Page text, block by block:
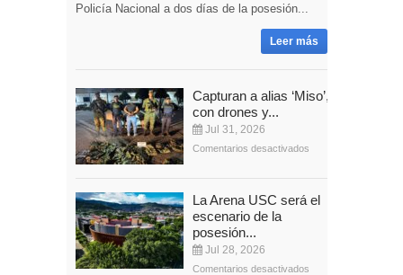
Policía Nacional a dos días de la posesión...
Leer más
Capturan a alias ‘Miso’,
con drones y...
Jul 31, 2026
Comentarios desactivados
La Arena USC será el
escenario de la
posesión...
Jul 28, 2026
Comentarios desactivados